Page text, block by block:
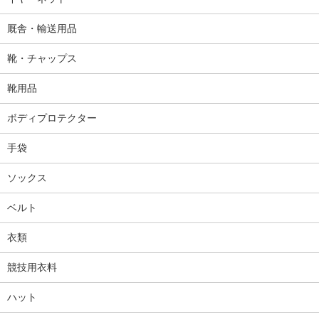
厩舎・輸送用品
靴・チャップス
靴用品
ボディプロテクター
手袋
ソックス
ベルト
衣類
競技用衣料
ハット